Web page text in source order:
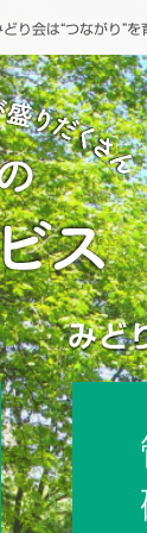
り会は“つながり”を
みど